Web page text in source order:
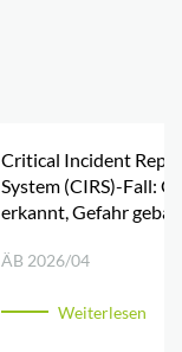
Critical Incident
System (CIRS)-Fall:
erkannt, Gefahr
ÄB 2026/04
Weiterlesen